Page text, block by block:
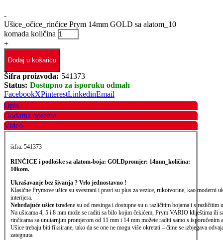
-
Ušice_očice_rinčice Prym 14mm GOLD sa alatom_10
komada količina
+
Dodaj u košaricu
Šifra proizvoda: 541373
Status: Dostupno za isporuku odmah
FacebookXPinterestLinkedinEmail
Opis
Dodatna oprema
Video
šifra: 541373
RINČICE i podloške sa alatom-boja: GOLDpromjer: 14mm_količina:
10kom.
Ukrašavanje bez šivanja ? Vrlo jednostavno !
Klasične Prymove ušice su svestrani i pravi su plus za vezice, rukotvorine, kao moderni
interijera.
Nehrđajuće ušice izrađene su od mesinga i dostupne su u različitim bojama i s različitim
Na ušicama 4, 5 i 8 mm može se raditi sa bilo kojim čekićem, Prym VARIO kliještima ili
rinčicama sa unutarnjim promjerom od 11 mm i 14 mm možete raditi samo s isporučenim
Ušice trebaju biti fiksirane, tako da se one ne mogu više okretati – čime se izbjegava
zategnuta.